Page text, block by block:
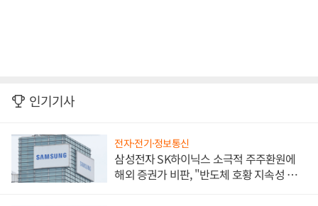
인기기사
전자·전기·정보통신
삼성전자 SK하이닉스 소극적 주주환원에
해외 증권가 비판, "반도체 호황 지속성 의